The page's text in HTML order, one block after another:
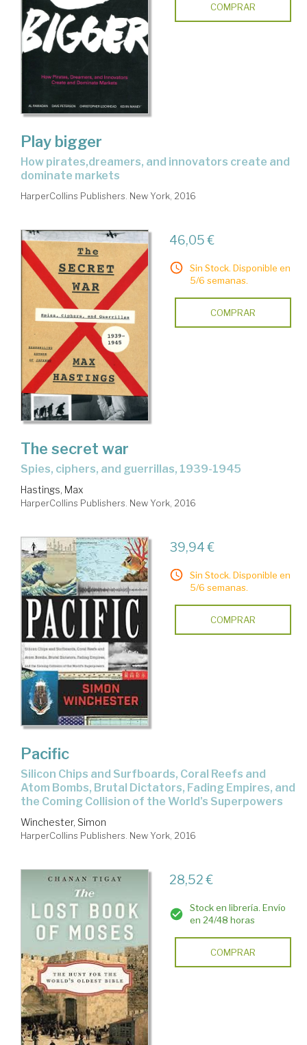
COMPRAR
Play bigger
how pirates,dreamers, and innovators create and
dominate markets
HarperCollins Publishers. New York, 2016
46,05 €
Sin Stock. Disponible en
5/6 semanas.
COMPRAR
The secret war
spies, ciphers, and guerrillas, 1939-1945
Hastings, Max
HarperCollins Publishers. New York, 2016
39,94 €
Sin Stock. Disponible en
5/6 semanas.
COMPRAR
Pacific
Silicon Chips and Surfboards, Coral Reefs and
Atom Bombs, Brutal Dictators, Fading Empires, and
the Coming Collision of the World's Superpowers
Winchester, Simon
HarperCollins Publishers. New York, 2016
28,52 €
Stock en librería. Envío
en 24/48 horas
COMPRAR